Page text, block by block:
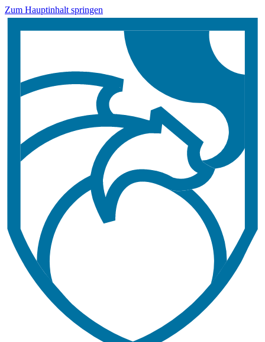
Zum Hauptinhalt springen